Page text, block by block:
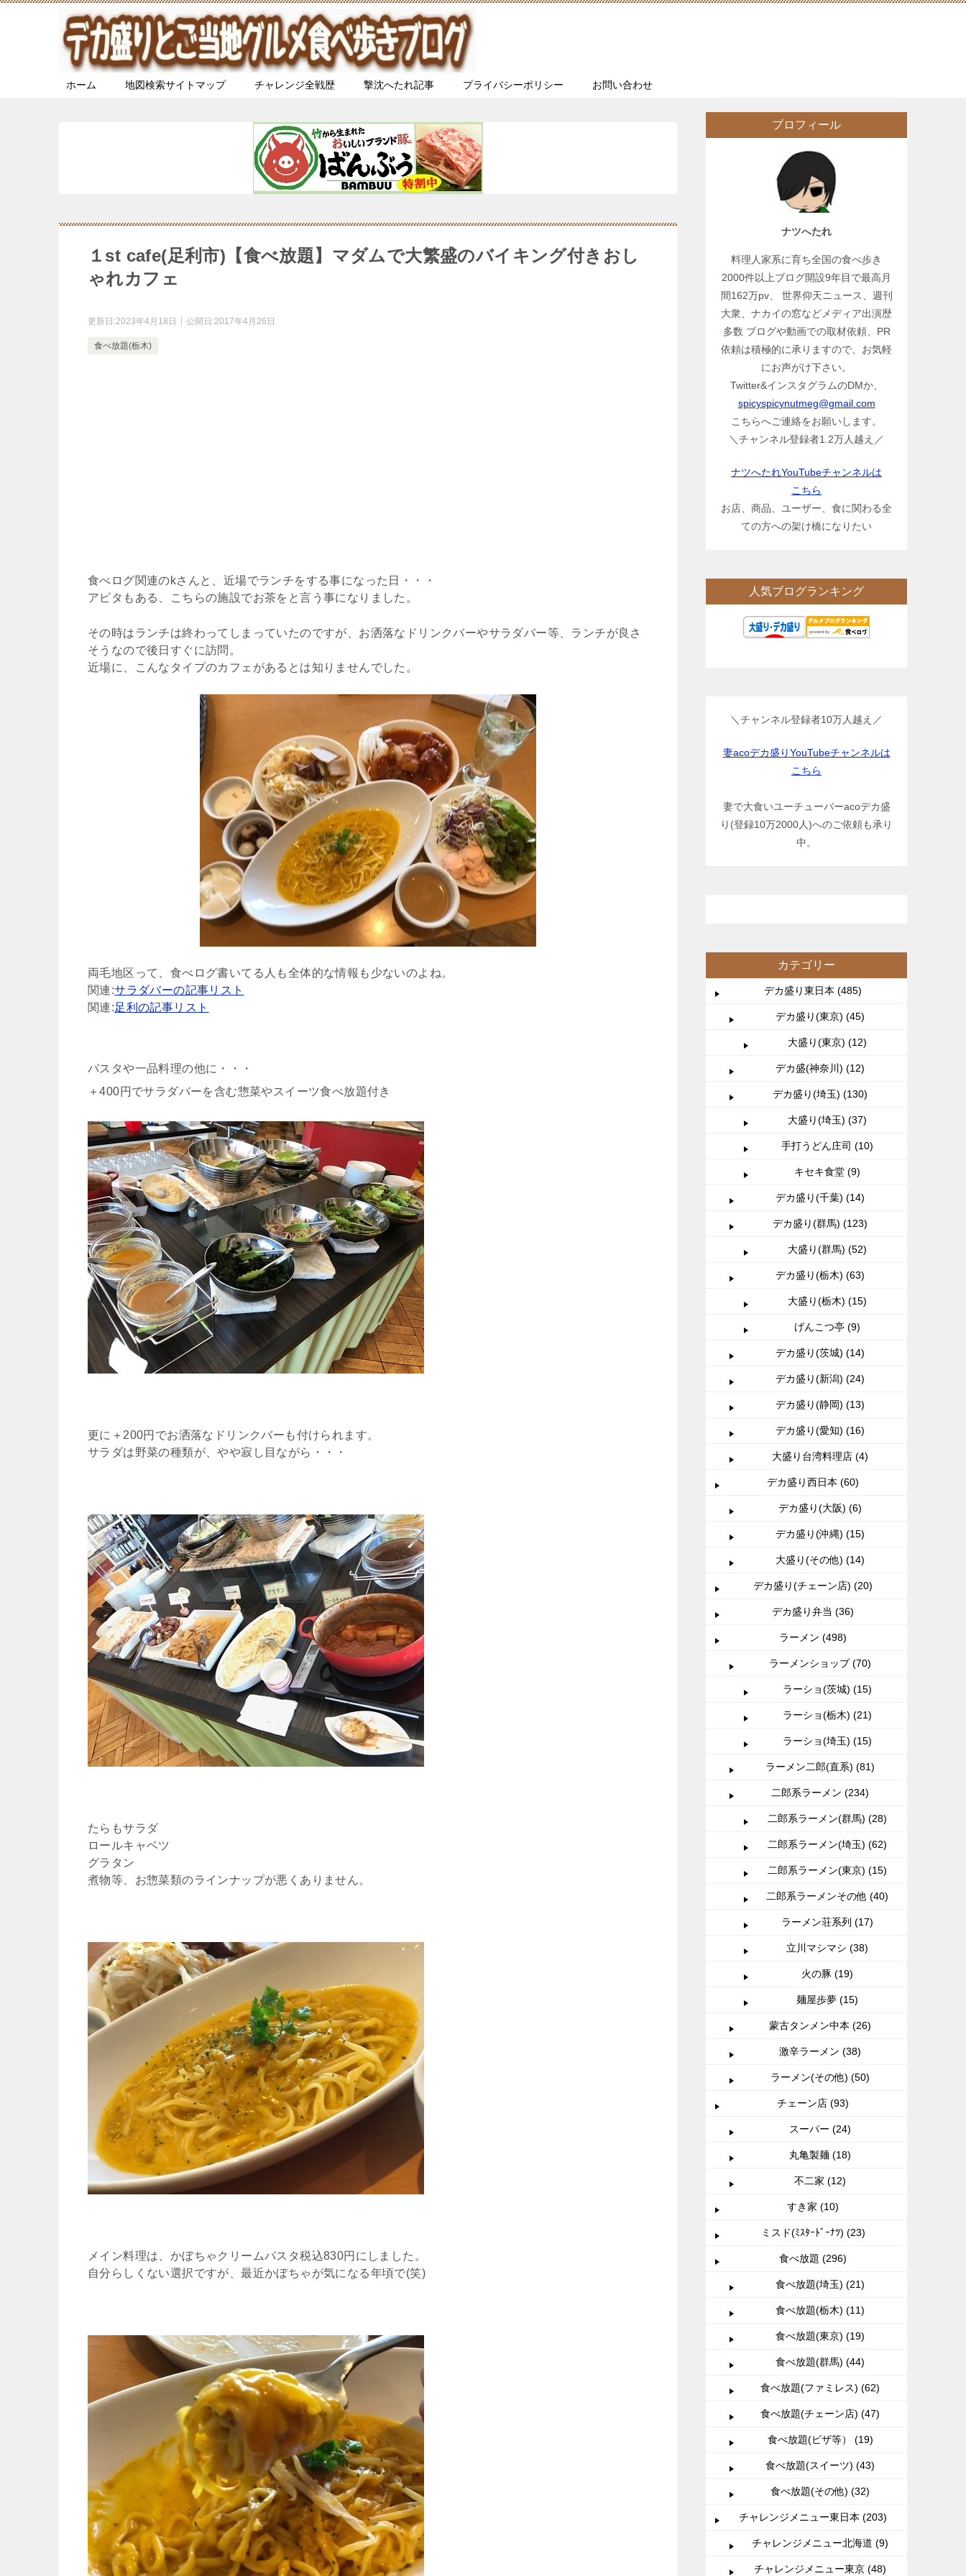
ホーム 地図検索サイトマップ チャレンジ全戦歴 撃沈へたれ記事 プライバシーポリシー お問い合わせ
１st cafe(足利市)【食べ放題】マダムで大繁盛のバイキング付きおし
ゃれカフェ
更新日:2023年4月18日 公開日:2017年4月26日
食べ放題(栃木)
食べログ関連のkさんと、近場でランチをする事になった日・・・
アピタもある、こちらの施設でお茶をと言う事になりました。
その時はランチは終わってしまっていたのですが、お洒落なドリンクバーやサラダバー等、ランチが良さ
そうなので後日すぐに訪問。
近場に、こんなタイプのカフェがあるとは知りませんでした。
両毛地区って、食べログ書いてる人も全体的な情報も少ないのよね。
関連:サラダバーの記事リスト
関連:足利の記事リスト
パスタや一品料理の他に・・・
＋400円でサラダバーを含む惣菜やスイーツ食べ放題付き
更に＋200円でお洒落なドリンクバーも付けられます。
サラダは野菜の種類が、やや寂し目ながら・・・
たらもサラダ
ロールキャベツ
グラタン
煮物等、お惣菜類のラインナップが悪くありません。
メイン料理は、かぼちゃクリームパスタ税込830円にしました。
自分らしくない選択ですが、最近かぼちゃが気になる年頃で(笑)
プロフィール
ナツへたれ
料理人家系に育ち全国の食べ歩き
2000件以上ブログ開設9年目で最高月
間162万pv、 世界仰天ニュース、週刊
大衆、ナカイの窓などメディア出演歴
多数 ブログや動画での取材依頼、PR
依頼は積極的に承りますので、お気軽
にお声がけ下さい。
Twitter&インスタグラムのDMか、
spicyspicynutmeg@gmail.com
こちらへご連絡をお願いします。
＼チャンネル登録者1.2万人越え／
ナツへたれYouTubeチャンネルは
こちら
お店、商品、ユーザー、食に関わる全
ての方への架け橋になりたい
人気ブログランキング
＼チャンネル登録者10万人越え／
妻acoデカ盛りYouTubeチャンネルは
こちら
妻で大食いユーチューバーacoデカ盛
り(登録10万2000人)へのご依頼も承り
中。
カテゴリー
デカ盛り東日本 (485)
デカ盛り(東京) (45)
大盛り(東京) (12)
デカ盛(神奈川) (12)
デカ盛り(埼玉) (130)
大盛り(埼玉) (37)
手打うどん庄司 (10)
キセキ食堂 (9)
デカ盛り(千葉) (14)
デカ盛り(群馬) (123)
大盛り(群馬) (52)
デカ盛り(栃木) (63)
大盛り(栃木) (15)
げんこつ亭 (9)
デカ盛り(茨城) (14)
デカ盛り(新潟) (24)
デカ盛り(静岡) (13)
デカ盛り(愛知) (16)
大盛り台湾料理店 (4)
デカ盛り西日本 (60)
デカ盛り(大阪) (6)
デカ盛り(沖縄) (15)
大盛り(その他) (14)
デカ盛り(チェーン店) (20)
デカ盛り弁当 (36)
ラーメン (498)
ラーメンショップ (70)
ラーショ(茨城) (15)
ラーショ(栃木) (21)
ラーショ(埼玉) (15)
ラーメン二郎(直系) (81)
二郎系ラーメン (234)
二郎系ラーメン(群馬) (28)
二郎系ラーメン(埼玉) (62)
二郎系ラーメン(東京) (15)
二郎系ラーメンその他 (40)
ラーメン荘系列 (17)
立川マシマシ (38)
火の豚 (19)
麺屋歩夢 (15)
蒙古タンメン中本 (26)
激辛ラーメン (38)
ラーメン(その他) (50)
チェーン店 (93)
スーパー (24)
丸亀製麺 (18)
不二家 (12)
すき家 (10)
ミスド(ﾐｽﾀｰﾄﾞｰﾅﾂ) (23)
食べ放題 (296)
食べ放題(埼玉) (21)
食べ放題(栃木) (11)
食べ放題(東京) (19)
食べ放題(群馬) (44)
食べ放題(ファミレス) (62)
食べ放題(チェーン店) (47)
食べ放題(ピザ等） (19)
食べ放題(スイーツ) (43)
食べ放題(その他) (32)
チャレンジメニュー東日本 (203)
チャレンジメニュー北海道 (9)
チャレンジメニュー東京 (48)